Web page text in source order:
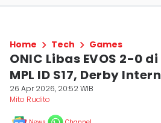
Home Tech Games
ONIC Libas EVOS 2-0
MPL ID S17, Derby
26 Apr 2026, 20:52 WIB
Mito Rudito